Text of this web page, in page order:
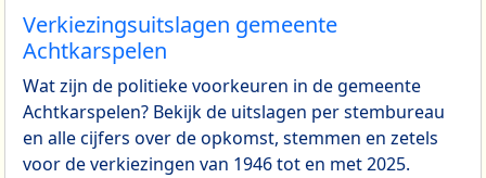
Verkiezingsuitslagen gemeente
Achtkarspelen
Wat zijn de politieke voorkeuren in de gemeente
Achtkarspelen? Bekijk de uitslagen per stembureau
en alle cijfers over de opkomst, stemmen en zetels
voor de verkiezingen van 1946 tot en met 2025.